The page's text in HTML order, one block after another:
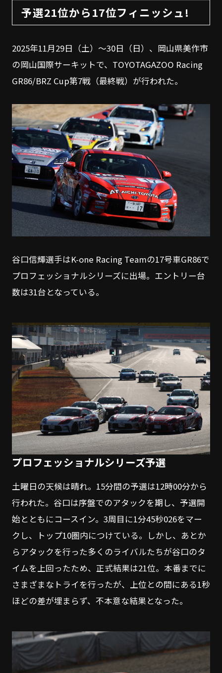
予選21位から17位フィニッシュ!
2025年11月29日（土）～30日（日）、岡山県美作市
の岡山国際サーキットで、TOYOTAGAZOO Racing
GR86/BRZ Cup第7戦（最終戦）が行われた。
谷口信輝選手はK-one Racing Teamの17号車GR86で
プロフェッショナルシリーズに出場。エントリー台
数は31台となっている。
プロフェッショナルシリーズ予選
土曜日の天候は晴れ。15分間の予選は12時00分から
行われた。谷口は序盤でのアタックを期し、予選開
始とともにコースイン。3周目に1分45秒026をマー
クし、トップ10圏内につけている。しかし、あとか
らアタックを行った多くのライバルたちが谷口のタ
イムを上回ったため、正式結果は21位。本番までに
さまざまなトライを行ったが、上位との間にある1秒
ほどの差が埋まらず、不本意な結果となった。